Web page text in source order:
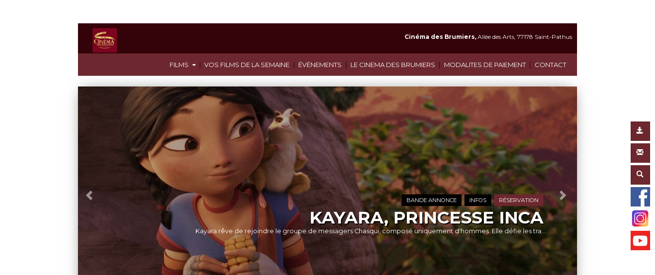
FILMS | VOS FILMS DE LA SEMAINE | ÉVÉNEMENTS | LE CINEMA DES BRUMIERS | MODALITES DE PAIEMENT | CONTACT
Cinéma des Brumiers, Allée des Arts, 77178 Saint-Pathus
BANDE ANNONCE INFOS RÉSERVATION
DE LA COMÉDIE-FRANÇAISE
Dans 3 heures, Nina dévoile sa première mise en scène à la Comédie-Française. Mais dans l’agitation...
Précédent Suivant